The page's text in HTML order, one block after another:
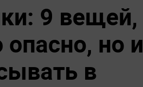
9 вещей,
но и
в